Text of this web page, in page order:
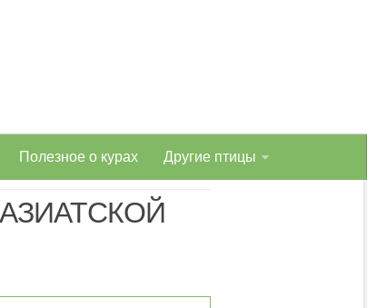
Полезное о курах Другие птицы